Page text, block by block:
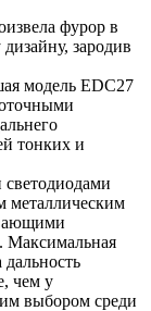
фурор в
зародив
модель EDC27
тонких и
металлическим
Максимальная
чем у
выбором среди